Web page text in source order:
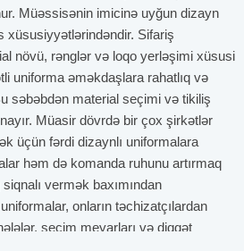
Müəssisənin imicinə uyğun dizayn
xüsusiyyətlərindəndir. Sifariş
növü, rənglər və loqo yerləşimi xüsusi
uniforma əməkdaşlara rahatlıq və
səbəbdən material seçimi və tikiliş
Müasir dövrdə bir çox şirkətlər
üçün fərdi dizaynlı uniformalara
həm də komanda ruhunu artırmaq
vermək baxımından
onların təchizatçılardan
seçim meyarları və diqqət